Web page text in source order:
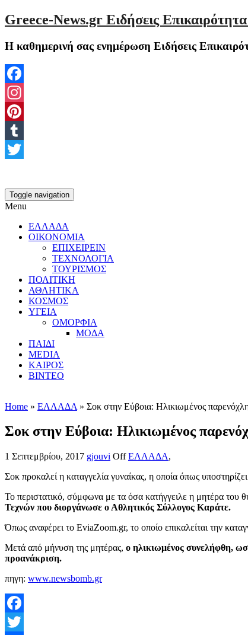
Greece-News.gr Ειδήσεις
Η καθημερινή σας ενημέρωση Ειδήσεις
Facebook
Instagram
Pinterest
Tumblr
Toggle navigation
Menu
ΕΛΛΑΔΑ
ΟΙΚΟΝΟΜΙΑ
ΕΠΙΧΕΙΡΕΙΝ
ΤΕΧΝΟΛΟΓΙΑ
ΤΟΥΡΙΣΜΟΣ
ΠΟΛΙΤΙΚΗ
ΑΘΛΗΤΙΚΑ
ΚΟΣΜΟΣ
ΥΓΕΙΑ
ΟΜΟΡΦΙΑ
ΜΟΔΑ
ΠΑΙΔΙ
MEDIA
ΚΑΙΡΟΣ
ΒΙΝΤΕΟ
Home » ΕΛΛΑΔΑ » Σοκ στην Εύβοια: Ηλικιωμένος
Σοκ στην Εύβοια: Ηλικιωμένος
1 Σεπτεμβρίου, 2017 gjouvi Off ΕΛΛΑΔΑ,
Σοκ προκαλεί η καταγγελία γυναίκας, η οποία όπως υποστηρίζει
Το περιστατικό, σύμφωνα με τα όσα κατήγγειλε η μητέρα του
Τεχνών που διοργάνωσε ο Αθλητικός Σύλλογος Καράτε.
Όπως αναφέρει το EviaZoom.gr, το οποίο επικαλείται την
Μετά από μήνυση της μητέρας, ο ηλικιωμένος συνελήφθη,
προανάκριση.
πηγη: www.newsbomb.gr
Facebook